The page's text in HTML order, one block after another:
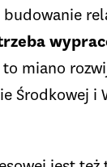
miano
Środkowej